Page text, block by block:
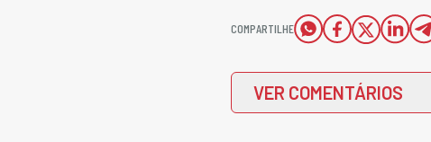
COMPARTILHE
VER COMENTÁRIOS